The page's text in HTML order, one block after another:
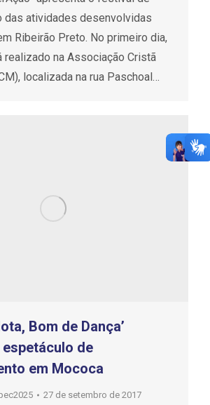
das atividades desenvolvidas
Ribeirão Preto. No primeiro dia,
realizado na Associação Cristã
localizada na rua Paschoal…
Bom de Dança’
de
em Mococa
27 de setembro de 2017